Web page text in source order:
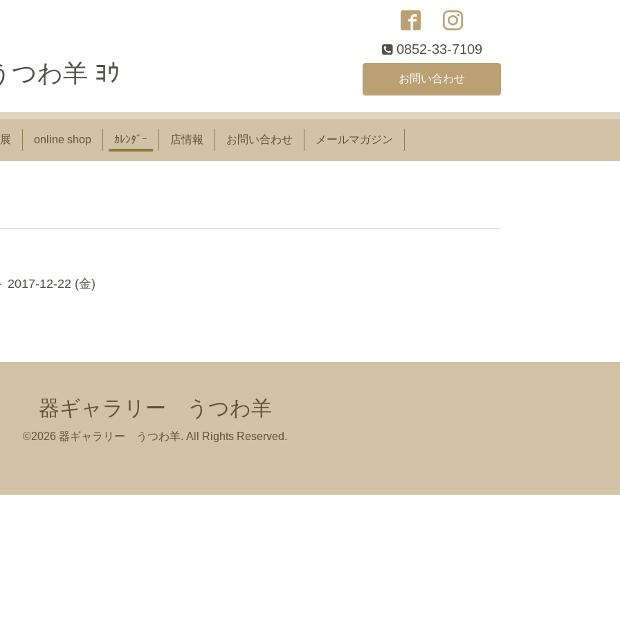
わ羊 ﾖｳ
0852-33-7109
お問い合わせ
展 online shop ｶﾚﾝﾀﾞｰ 店情報 お問い合わせ メールマガジン
2017-12-22 (金)
器ギャラリー うつわ羊
©2026 器ギャラリー うつわ羊. All Rights Reserved.